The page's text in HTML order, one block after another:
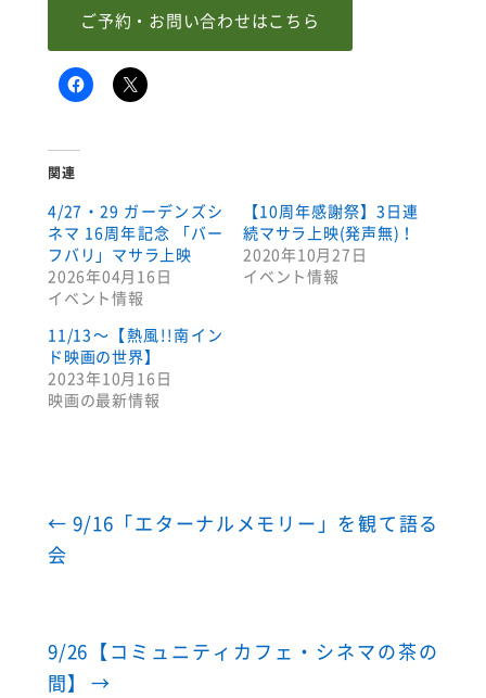
ご予約・お問い合わせはこちら
関連
4/27・29 ガーデンズシ
ネマ 16周年記念 「バー
フバリ」マサラ上映
2026年04月16日
イベント情報
【10周年感謝祭】3日連
続マサラ上映(発声無)！
2020年10月27日
イベント情報
11/13～【熱風!!南イン
ド映画の世界】
2023年10月16日
映画の最新情報
← 9/16「エターナルメモリー」を観て語る
会
9/26【コミュニティカフェ・シネマの茶の
間】→